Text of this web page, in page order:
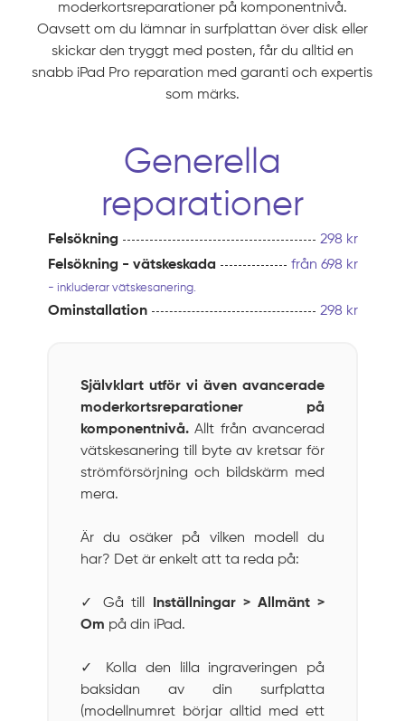
moderkortsreparationer på komponentnivå.
Oavsett om du lämnar in surfplattan över disk eller
skickar den tryggt med posten, får du alltid en
snabb iPad Pro reparation med garanti och expertis
som märks.
Generella
reparationer
Felsökning
298 kr
Felsökning - vätskeskada
från 698 kr
- inkluderar vätskesanering.
Ominstallation 298 kr
Självklart utför vi även avancerade
moderkortsreparationer på
komponentnivå. Allt från avancerad
vätskesanering till byte av kretsar för
strömförsörjning och bildskärm med
mera.
Är du osäker på vilken modell du
har? Det är enkelt att ta reda på:
✓ Gå till
Inställningar > Allmänt >
Om på din iPad.
✓ Kolla den lilla ingraveringen på
baksidan av din surfplatta
(modellnumret börjar alltid med ett